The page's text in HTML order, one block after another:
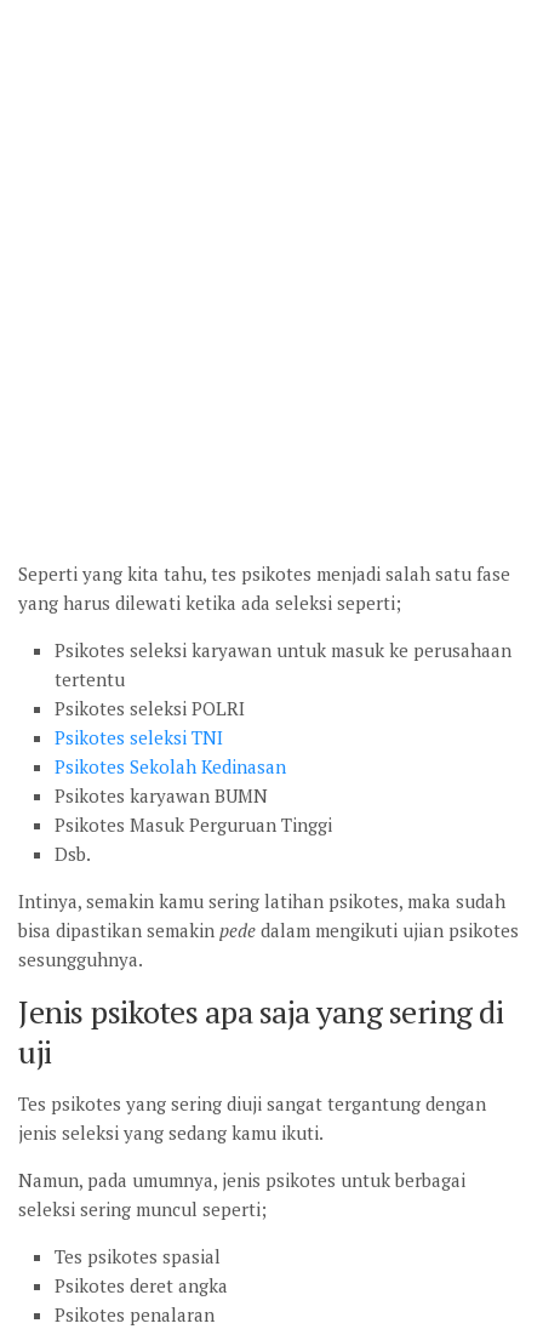
Seperti yang kita tahu, tes psikotes menjadi salah satu fase
yang harus dilewati ketika ada seleksi seperti;
Psikotes seleksi karyawan untuk masuk ke perusahaan
tertentu
Psikotes seleksi POLRI
Psikotes seleksi TNI
Psikotes Sekolah Kedinasan
Psikotes karyawan BUMN
Psikotes Masuk Perguruan Tinggi
Dsb.
Intinya, semakin kamu sering latihan psikotes, maka sudah
bisa dipastikan semakin pede dalam mengikuti ujian psikotes
sesungguhnya.
Jenis psikotes apa saja yang sering di
uji
Tes psikotes yang sering diuji sangat tergantung dengan
jenis seleksi yang sedang kamu ikuti.
Namun, pada umumnya, jenis psikotes untuk berbagai
seleksi sering muncul seperti;
Tes psikotes spasial
Psikotes deret angka
Psikotes penalaran